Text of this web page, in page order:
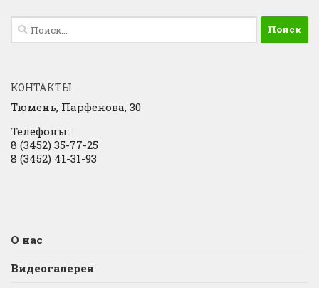
Найти:
КОНТАКТЫ
Тюмень, Парфенова, 30
Телефоны:
8 (3452) 35-77-25
8 (3452) 41-31-93
О нас
Видеогалерея